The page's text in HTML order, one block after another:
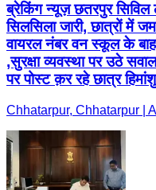
ब्रेकिंग न्यूज़ छतरपुर सिविल
सिलसिला जारी, छात्रों में
वायरल नंबर वन स्कूल के
,सुरक्षा व्यवस्था पर उठे
पर पोस्ट क़र रहे छात्र
Chhatarpur, Chhatarpur |